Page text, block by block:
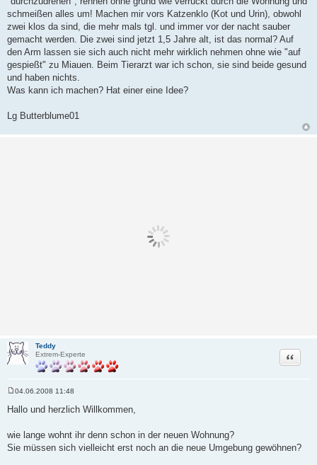
schmeißen alles um! Machen mir vors Katzenklo (Kot und Urin), obwohl
zwei klos da sind, die mehr mals tgl. und immer vor der nacht sauber
gemacht werden. Die zwei sind jetzt 1,5 Jahre alt, ist das normal? Auf
den Arm lassen sie sich auch nicht mehr wirklich nehmen ohne wie "auf
gespießt" zu Miauen. Beim Tierarzt war ich schon, sie sind beide gesund
und haben nichts.
Was kann ich machen? Hat einer eine Idee?
Lg Butterblume01
Teddy
Extrem-Experte
Zitat
e
i
a
g
04.06.2008 11:48
Hallo und herzlich Willkommen,
wie lange wohnt ihr denn schon in der neuen Wohnung?
Sie müssen sich vielleicht erst noch an die neue Umgebung gewöhnen?